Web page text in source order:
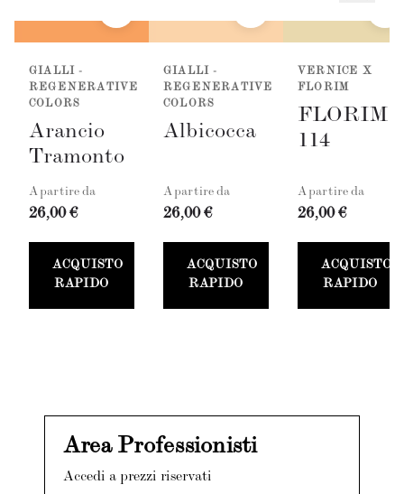
GIALLI -
REGENERATIVE
COLORS
Arancio
Tramonto
A partire da
26,00 €
ACQUISTO
RAPIDO
GIALLI -
REGENERATIVE
COLORS
Albicocca
A partire da
26,00 €
ACQUISTO
RAPIDO
VERNICE X
FLORIM
FLORIM
114
A partire da
26,00 €
ACQUISTO
RAPIDO
Area Professionisti
Accedi a prezzi riservati